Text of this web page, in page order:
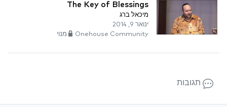
The Key of Blessings
מיכאל ברג
ינואר 9, 2014
Onehouse Community מנוי
תגובות